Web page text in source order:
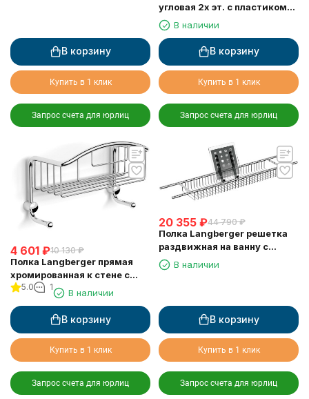
В корзину
Купить в 1 клик
Запрос счета для юрлиц
угловая 2х эт. с пластиком
75862В наличии
В корзину
Купить в 1 клик
Запрос счета для юрлиц
4 601 ₽10 130 ₽
Полка Langberger прямая
хромированная к стене с
двумя крючками
одноэтажная 10860M
5.0 1
В наличии
В корзину
Купить в 1 клик
Запрос счета для юрлиц
20 355 ₽44 790 ₽
Полка Langberger решетка
раздвижная на ванну с
резиновыми протекторами
79260
В наличии
В корзину
Купить в 1 клик
Запрос счета для юрлиц